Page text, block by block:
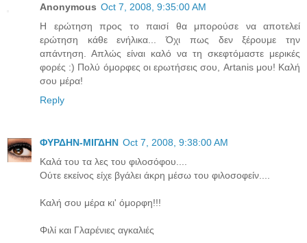
Anonymous Oct 7, 2008, 9:35:00 AM
Η ερώτηση προς το παισί θα μπορούσε να αποτελεί
ερώτηση κάθε ενήλικα... Όχι πως δεν ξέρουμε την
απάντηση. Απλώς είναι καλό να τη σκεφτόμαστε μερικές
φορές :) Πολύ όμορφες οι ερωτήσεις σου, Artanis μου! Καλή
σου μέρα!
Reply
ΦΥΡΔΗΝ-ΜΙΓΔΗΝ Oct 7, 2008, 9:38:00 AM
Καλά του τα λες του φιλοσόφου....
Ούτε εκείνος είχε βγάλει άκρη μέσω του φιλοσοφείν....
Καλή σου μέρα κι' όμορφη!!!
Φιλί και Γλαρένιες αγκαλιές